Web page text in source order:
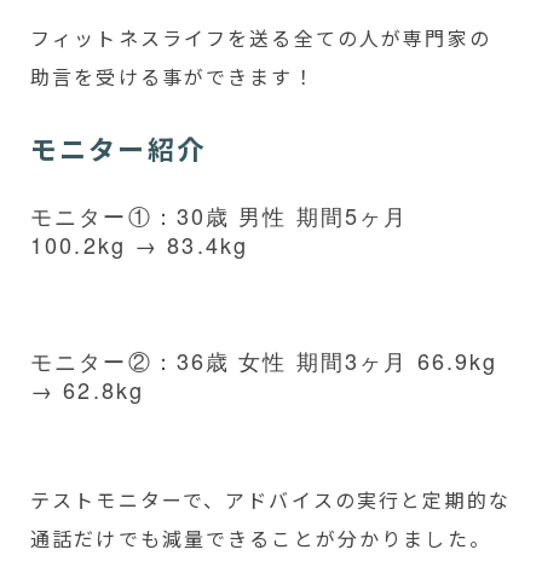
フィットネスライフを送る全ての人が専門家の
助言を受ける事ができます！
モニター紹介
モニター①：30歳 男性 期間5ヶ月
100.2kg → 83.4kg
モニター②：36歳 女性 期間3ヶ月 66.9kg
→ 62.8kg
テストモニターで、アドバイスの実行と定期的な
通話だけでも減量できることが分かりました。